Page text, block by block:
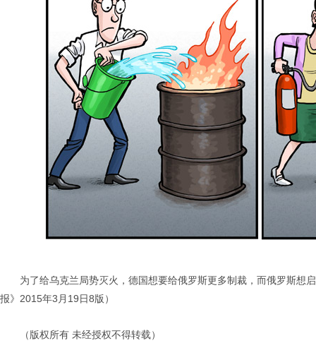
为了给乌克兰局势灭火，德国想要给俄罗斯更多制裁，而俄罗斯想
报》2015年3月19日8版）
（版权所有 未经授权不得转载）